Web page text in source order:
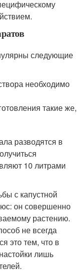
следующие
необходимо
такие же,
разводятся в
10 литрами
с капустной
он совершенно
растению.
не всегда
это тем, что в
лишь